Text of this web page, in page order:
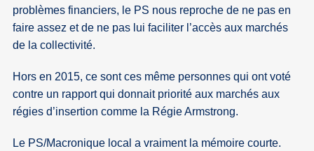
problèmes financiers, le PS nous reproche de ne pas en
faire assez et de ne pas lui faciliter l’accès aux marchés
de la collectivité.
Hors en 2015, ce sont ces même personnes qui ont voté
contre un rapport qui donnait priorité aux marchés aux
régies d’insertion comme la Régie Armstrong.
Le PS/Macronique local a vraiment la mémoire courte.